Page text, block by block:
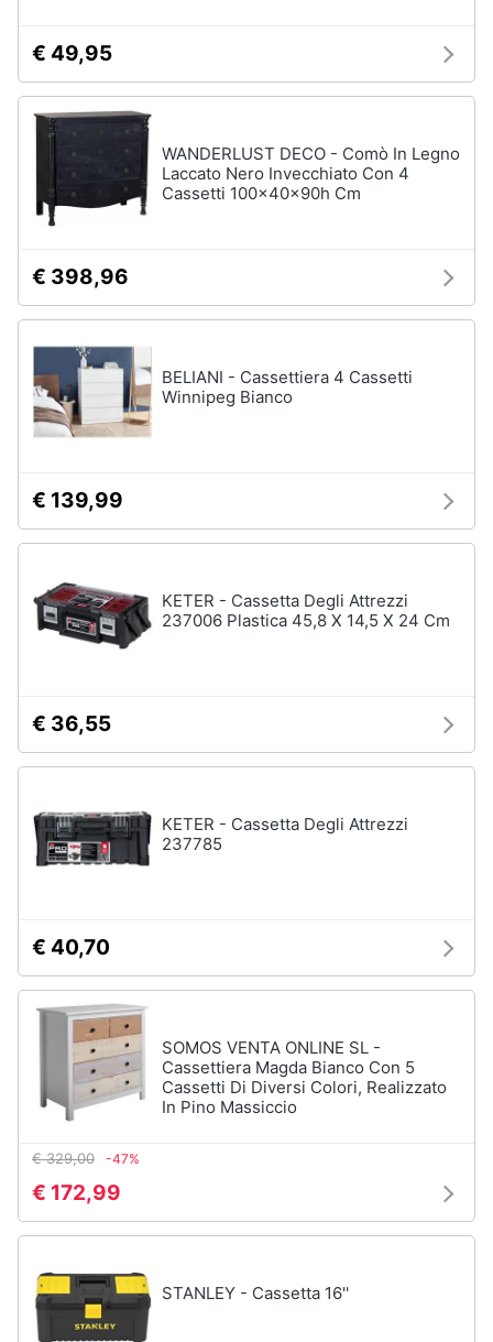
Giardinaggio
Salute
e
Beauty
Giocattoli
Prima
infanzia
Fotografia
Abbigliamento
Sport
Animali
Libri,
dvd
ricorrenze
Promozioni
Assistenza
Esci
€ 49,95
WANDERLUST DECO - Comò In Legno
Laccato Nero Invecchiato Con 4
Cassetti 100x40x90h Cm
€ 398,96
BELIANI - Cassettiera 4 Cassetti
Winnipeg Bianco
€ 139,99
KETER - Cassetta Degli Attrezzi
237006 Plastica 45,8 X 14,5 X 24 Cm
€ 36,55
KETER - Cassetta Degli Attrezzi
237785
€ 40,70
SOMOS VENTA ONLINE SL -
Cassettiera Magda Bianco Con 5
Cassetti Di Diversi Colori, Realizzato
In Pino Massiccio
€ 329,00 -47%
€ 172,99
STANLEY - Cassetta 16''